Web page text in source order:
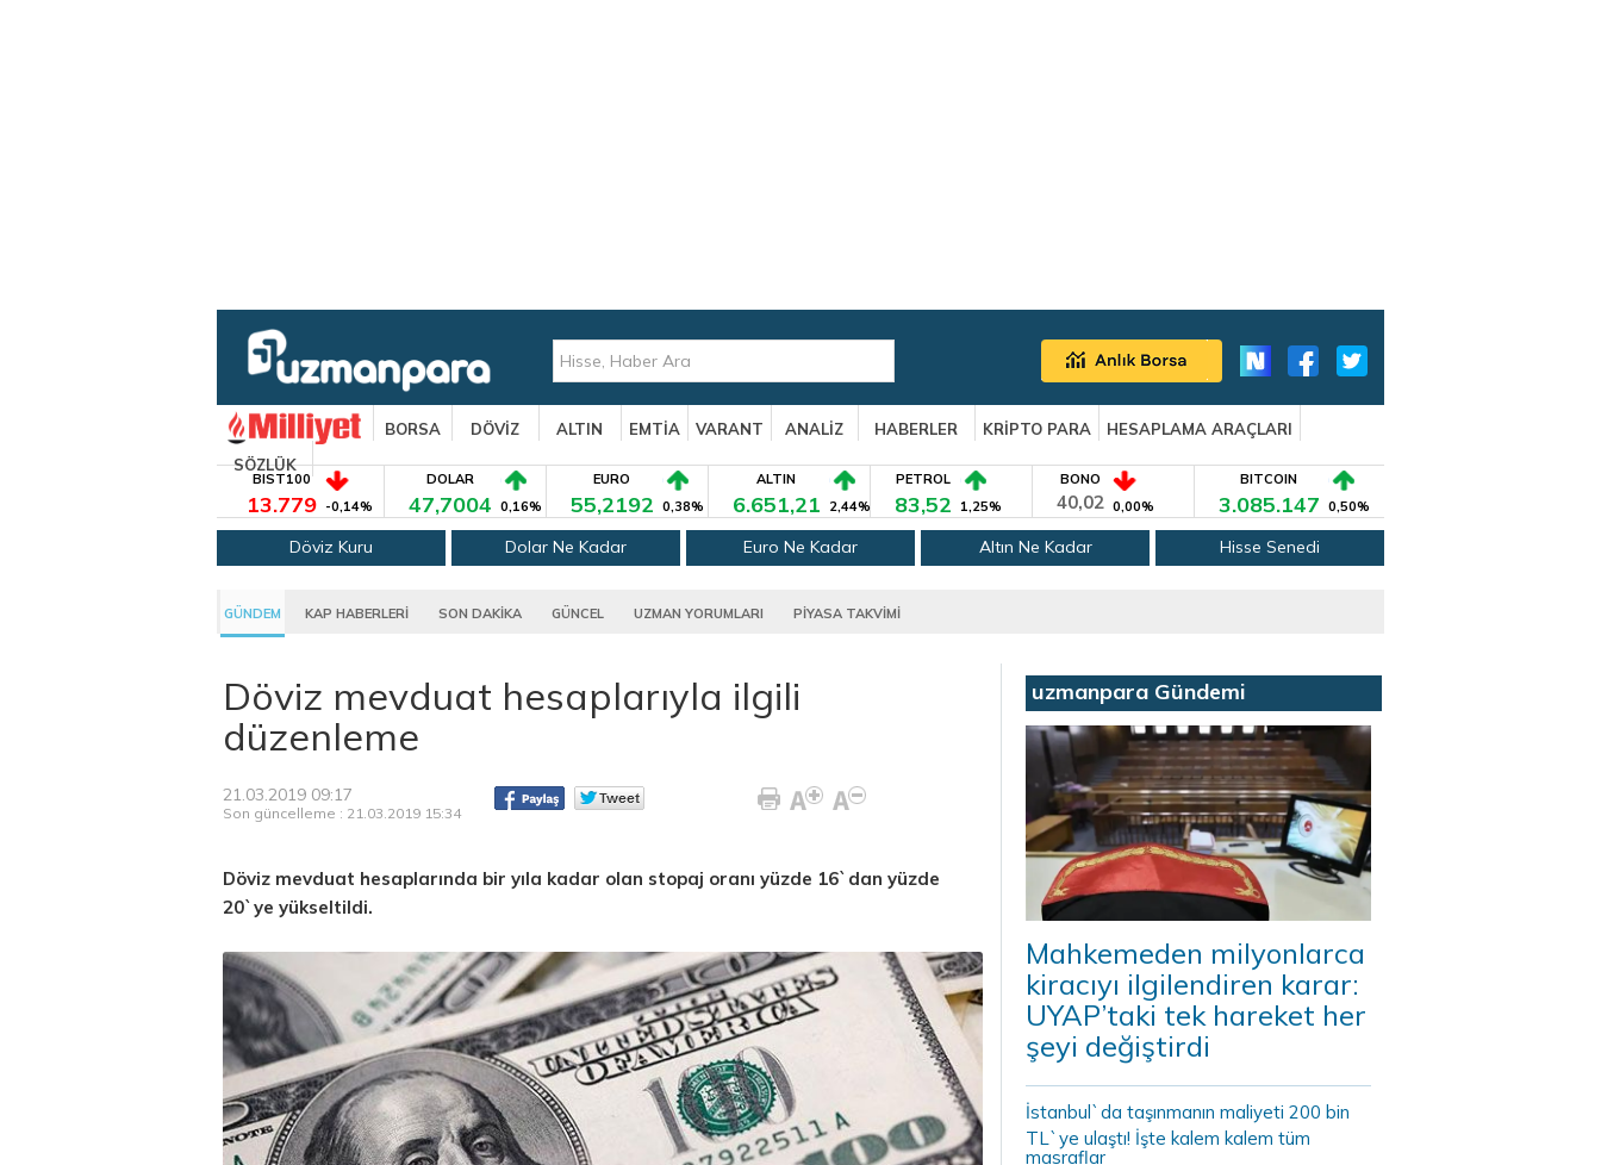
BORSA DÖVİZ ALTIN EMTİA VARANT ANALİZ HABERLER KRİPTO PARA
HESAPLAMA ARAÇLARI
SÖZLÜK
BIST100
13.779 -0,14%
DOLAR
47,7004 0,16%
EURO
55,2192 0,38%
ALTIN
6.651,21 2,44%
PETROL
83,52 1,25%
BONO
40,02 0,00%
BITCOIN
3.085.147 0,50%
Döviz Kuru Dolar Ne Kadar Euro Ne Kadar Altın Ne Kadar Hisse Senedi
GÜNDEM KAP HABERLERİ SON DAKİKA GÜNCEL UZMAN YORUMLARI PİYASA TAKVİMİ
Döviz mevduat hesaplarıyla ilgili
düzenleme
21.03.2019 09:17
Son güncelleme : 21.03.2019 15:34
Döviz mevduat hesaplarında bir yıla kadar olan stopaj oranı yüzde 16`dan yüzde
20`ye yükseltildi.
uzmanpara Gündemi
Mahkemeden milyonlarca
kiracıyı ilgilendiren karar:
UYAP’taki tek hareket her
şeyi değiştirdi
İstanbul`da taşınmanın maliyeti 200 bin
TL`ye ulaştı! İşte kalem kalem tüm
masraflar